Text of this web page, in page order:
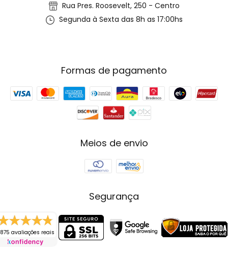
Rua Pres. Roosevelt, 250 - Centro
Segunda à Sexta das 8h as 17:00hs
Formas de pagamento
Meios de envio
Segurança
avaliações reais